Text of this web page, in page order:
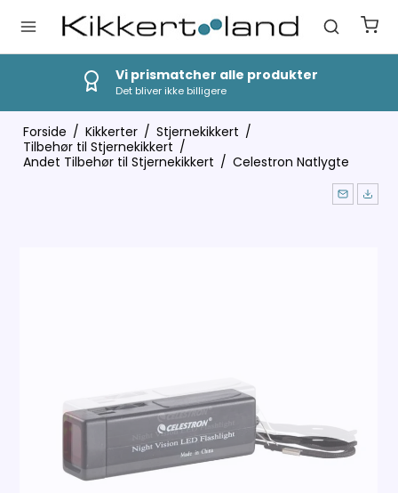
Hurtig Levering
1-3 dages levering
Forside / Kikkerter / Stjernekikkert /
Tilbehør til Stjernekikkert /
Andet Tilbehør til Stjernekikkert / Celestron Natlygte